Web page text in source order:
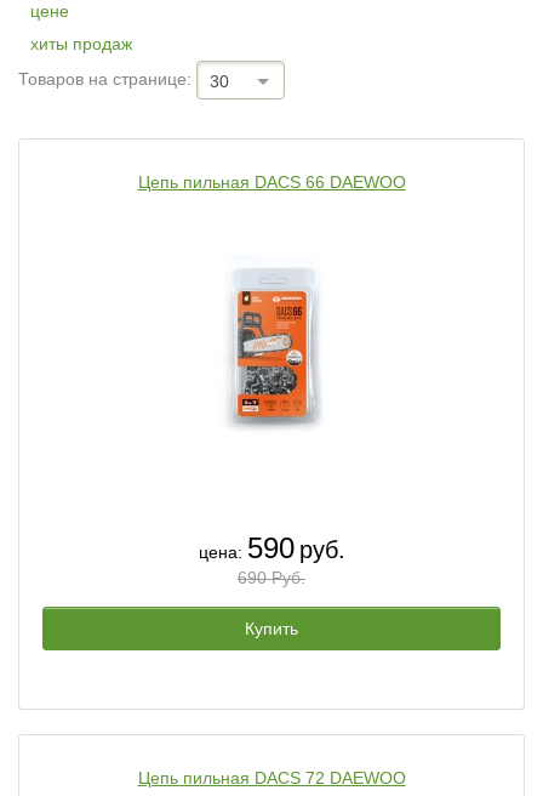
цене
хиты продаж
Товаров на странице:
30
Цепь пильная DACS 66 DAEWOO
цена: 590 руб.
690 Руб.
Купить
Цепь пильная DACS 72 DAEWOO